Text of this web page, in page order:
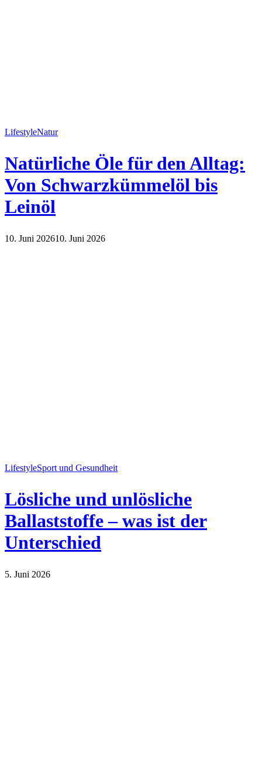
LifestyleNatur
Natürliche Öle für den Alltag:
Von Schwarzkümmelöl bis
Leinöl
10. Juni 202610. Juni 2026
LifestyleSport und Gesundheit
Lösliche und unlösliche
Ballaststoffe – was ist der
Unterschied
5. Juni 2026